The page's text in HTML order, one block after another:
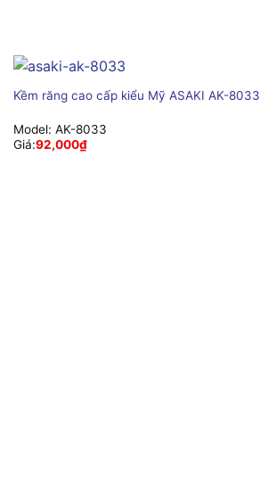
Kềm răng cao cấp kiểu Mỹ ASAKI AK-8033
Model: AK-8033
Giá:92,000₫